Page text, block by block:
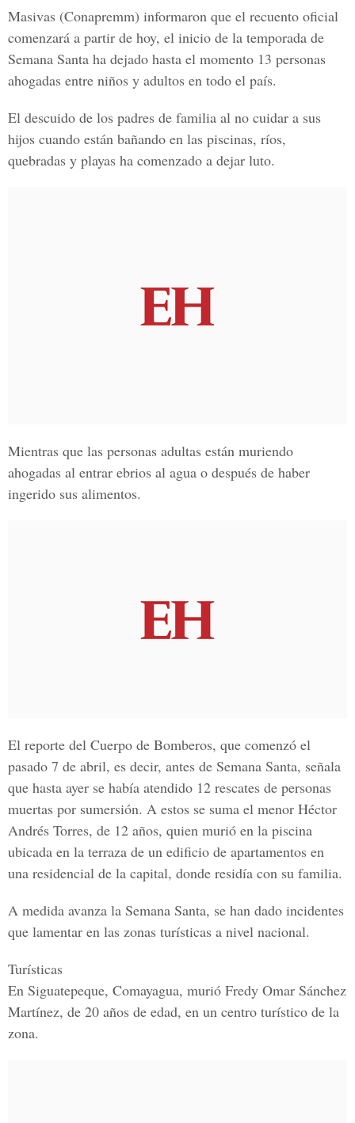
Masivas (Conapremm) informaron que el recuento oficial
comenzará a partir de hoy, el inicio de la temporada de
Semana Santa ha dejado hasta el momento 13 personas
ahogadas entre niños y adultos en todo el país.
El descuido de los padres de familia al no cuidar a sus
hijos cuando están bañando en las piscinas, ríos,
quebradas y playas ha comenzado a dejar luto.
Mientras que las personas adultas están muriendo
ahogadas al entrar ebrios al agua o después de haber
ingerido sus alimentos.
El reporte del Cuerpo de Bomberos, que comenzó el
pasado 7 de abril, es decir, antes de Semana Santa, señala
que hasta ayer se había atendido 12 rescates de personas
muertas por sumersión. A estos se suma el menor Héctor
Andrés Torres, de 12 años, quien murió en la piscina
ubicada en la terraza de un edificio de apartamentos en
una residencial de la capital, donde residía con su familia.
A medida avanza la Semana Santa, se han dado incidentes
que lamentar en las zonas turísticas a nivel nacional.
Turísticas
En Siguatepeque, Comayagua, murió Fredy Omar Sánchez
Martínez, de 20 años de edad, en un centro turístico de la
zona.